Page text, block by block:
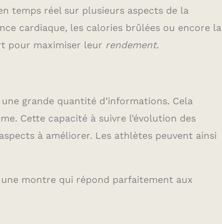
temps réel sur plusieurs aspects de la
cardiaque, les calories brûlées ou encore la
pour maximiser leur rendement.
grande quantité d’informations. Cela
Cette capacité à suivre l’évolution des
à améliorer. Les athlètes peuvent ainsi
montre qui répond parfaitement aux